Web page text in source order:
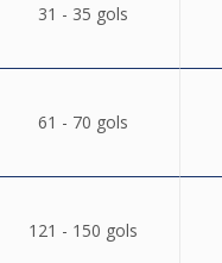
31 - 35 gols
61 - 70 gols
121 - 150 gols